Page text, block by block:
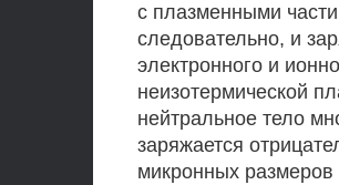
с плазменными
следовательно, и
электронного и
неизотермической
нейтральное тело
заряжается
микронных